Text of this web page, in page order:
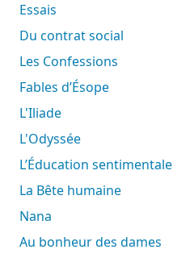
Essais
Du contrat social
Les Confessions
Fables d’Ésope
L'Iliade
L'Odyssée
L’Éducation sentimentale
La Bête humaine
Nana
Au bonheur des dames